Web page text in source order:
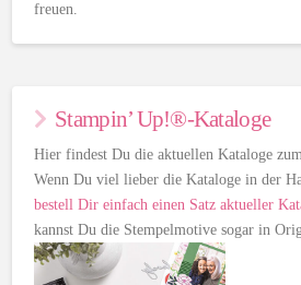
freuen.
Stampin’ Up!®-Kataloge
Hier findest Du die aktuellen Kataloge
Wenn Du viel lieber die Kataloge in der
bestell Dir einfach einen Satz aktueller
kannst Du die Stempelmotive sogar in